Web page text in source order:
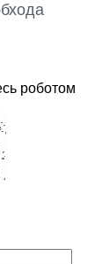
роботом